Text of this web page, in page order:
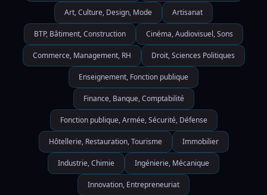
Art, Culture, Design, Mode Artisanat
BTP, Bâtiment, Construction Cinéma, Audiovisuel, Sons
Commerce, Management, RH Droit, Sciences Politiques
Enseignement, Fonction publique
Finance, Banque, Comptabilité
Fonction publique, Armée, Sécurité, Défense
Hôtellerie, Restauration, Tourisme Immobilier
Industrie, Chimie Ingénierie, Mécanique
Innovation, Entrepreneuriat